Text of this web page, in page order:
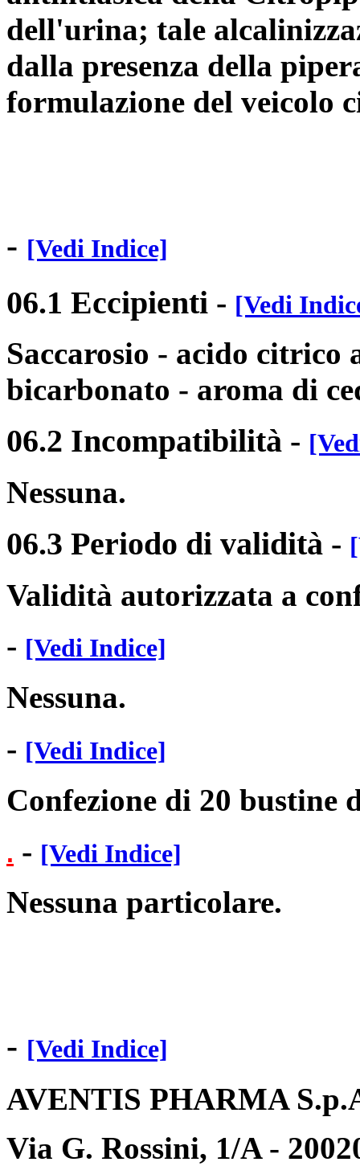
dell'urina; tale
dalla presenza della
formulazione del veicolo
- [Vedi Indice]
06.1 Eccipienti - [Vedi
Saccarosio - acido
bicarbonato - aroma di
06.2 Incompatibilità -
Nessuna.
06.3 Periodo di validità -
Validità autorizzata a
- [Vedi Indice]
Nessuna.
- [Vedi Indice]
Confezione di 20 bustine
. - [Vedi Indice]
Nessuna particolare.
- [Vedi Indice]
AVENTIS PHARMA
Via G. Rossini, 1/A -